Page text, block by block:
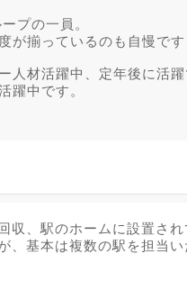
プの一員。
が揃っているのも自慢です
人材活躍中、定年後に活躍
躍中です。
収、駅のホームに設置さ
基本は複数の駅を担当い